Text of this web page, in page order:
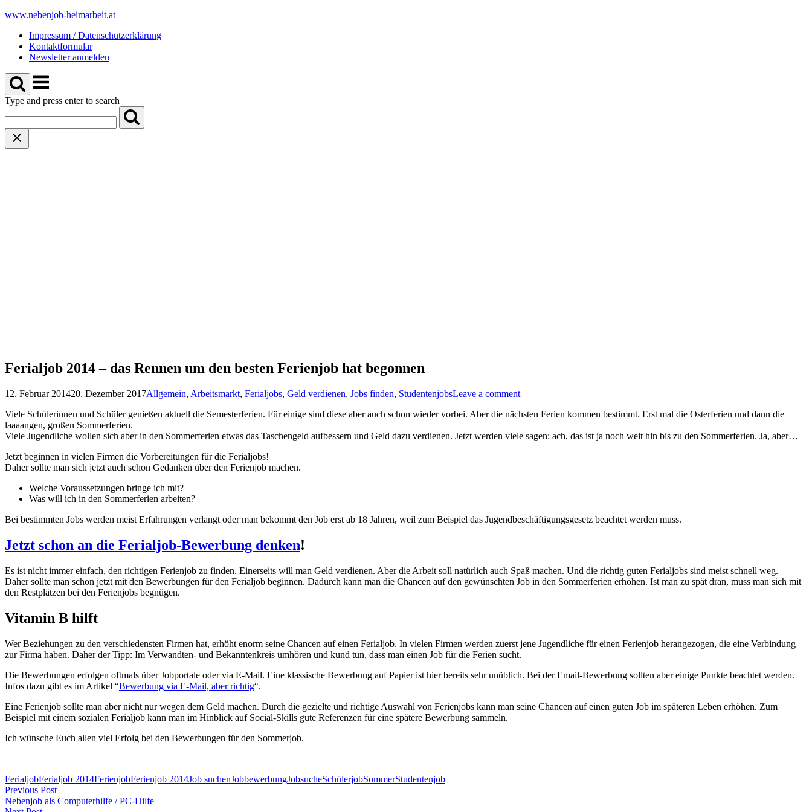
Skip
content
www.nebenjob-heimarbeit.at
Impressum / Datenschutzerklärung
Kontaktformular
Newsletter anmelden
Menu
Type and press enter to search
Ferialjob 2014 – das Rennen um den besten Ferienjob hat begonnen
12. Februar 201420. Dezember 2017Allgemein, Arbeitsmarkt, Ferialjobs, Geld verdienen, Jobs finden, StudentenjobsLeave a comment
Viele Schülerinnen und Schüler genießen aktuell die Semesterferien. Für einige sind diese aber auch schon wieder vorbei. Aber die nächsten Ferien kommen bestimmt. Erst mal die Osterferien und dann die
laaaangen, großen Sommerferien.
Viele Jugendliche wollen sich aber in den Sommerferien etwas das Taschengeld aufbessern und Geld dazu verdienen. Jetzt werden viele sagen: ach, das ist ja noch weit hin bis zu den Sommerferien. Ja, aber…
Jetzt beginnen in vielen Firmen die Vorbereitungen für die Ferialjobs!
Daher sollte man sich jetzt auch schon Gedanken über den Ferienjob machen.
Welche Voraussetzungen bringe ich mit?
Was will ich in den Sommerferien arbeiten?
Bei bestimmten Jobs werden meist Erfahrungen verlangt oder man bekommt den Job erst ab 18 Jahren, weil zum Beispiel das Jugendbeschäftigungsgesetz beachtet werden muss.
Jetzt schon an die Ferialjob-Bewerbung denken!
Es ist nicht immer einfach, den richtigen Ferienjob zu finden. Einerseits will man Geld verdienen. Aber die Arbeit soll natürlich auch Spaß machen. Und die richtig guten Ferialjobs sind meist schnell weg.
Daher sollte man schon jetzt mit den Bewerbungen für den Ferialjob beginnen. Dadurch kann man die Chancen auf den gewünschten Job in den Sommerferien erhöhen. Ist man zu spät dran, muss man sich mit
den Restplätzen bei den Ferienjobs begnügen.
Vitamin B hilft
Wer Beziehungen zu den verschiedensten Firmen hat, erhöht enorm seine Chancen auf einen Ferialjob. In vielen Firmen werden zuerst jene Jugendliche für einen Ferienjob herangezogen, die eine Verbindung
zur Firma haben. Daher der Tipp: Im Verwandten- und Bekanntenkreis umhören und kund tun, dass man einen Job für die Ferien sucht.
Die Bewerbungen erfolgen oftmals über Jobportale oder via E-Mail. Eine klassische Bewerbung auf Papier ist hier bereits sehr unüblich. Bei der Email-Bewerbung sollten aber einige Punkte beachtet werden.
Infos dazu gibt es im Artikel “Bewerbung via E-Mail, aber richtig“.
Eine Ferienjob sollte man aber nicht nur wegen dem Geld machen. Durch die gezielte und richtige Auswahl von Ferienjobs kann man seine Chancen auf einen guten Job im späteren Leben erhöhen. Zum
Beispiel mit einem sozialen Ferialjob kann man im Hinblick auf Social-Skills gute Referenzen für eine spätere Bewerbung sammeln.
Ich wünsche Euch allen viel Erfolg bei den Bewerbungen für den Sommerjob.
FerialjobFerialjob 2014FerienjobFerienjob 2014Job suchenJobbewerbungJobsucheSchülerjobSommerStudentenjob
Post
navigation
Previous Post
Nebenjob als Computerhilfe / PC-Hilfe